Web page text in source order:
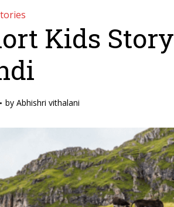
Kids Story
by Abhishri vithalani